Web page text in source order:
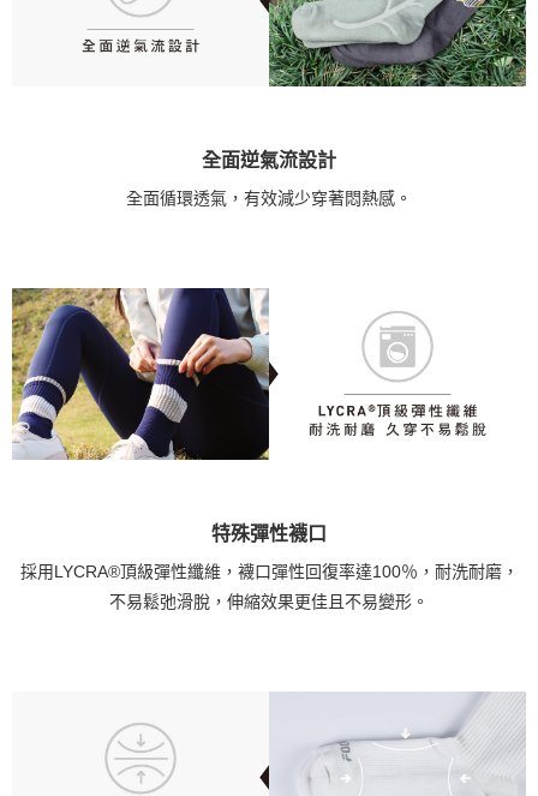
全面逆氣流設計
全面循環透氣，有效減少穿著悶熱感。
特殊彈性襪口
採用LYCRA®頂級彈性纖維，襪口彈性回復率達100％，耐洗耐磨，
不易鬆弛滑脫，伸縮效果更佳且不易變形。